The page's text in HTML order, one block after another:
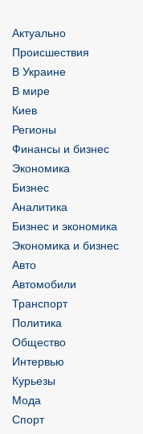
Актуально
Происшествия
В Украине
В мире
Киев
Регионы
Финансы и бизнес
Экономика
Бизнес
Аналитика
Бизнес и экономика
Экономика и бизнес
Авто
Автомобили
Транспорт
Политика
Общество
Интервью
Курьезы
Мода
Спорт